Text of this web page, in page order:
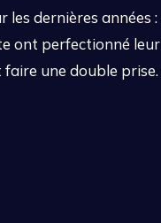
dernières années
ont perfectionné
une double